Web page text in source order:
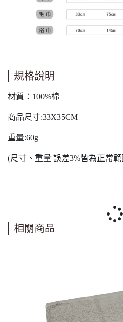
規格說明
材質：100%棉
商品尺寸:33X35CM
重量:60g
(尺寸、重量 誤差3%皆為正常範
相關商品